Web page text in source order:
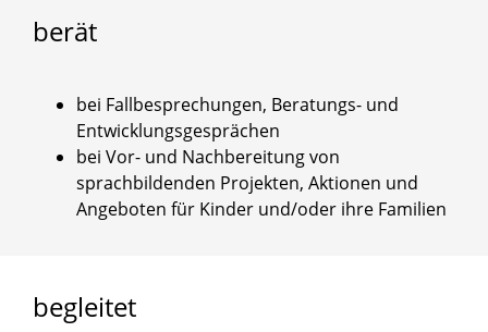
berät
bei Fallbesprechungen, Beratungs- und
Entwicklungsgesprächen
bei Vor- und Nachbereitung von
sprachbildenden Projekten, Aktionen und
Angeboten für Kinder und/oder ihre Familien
begleitet